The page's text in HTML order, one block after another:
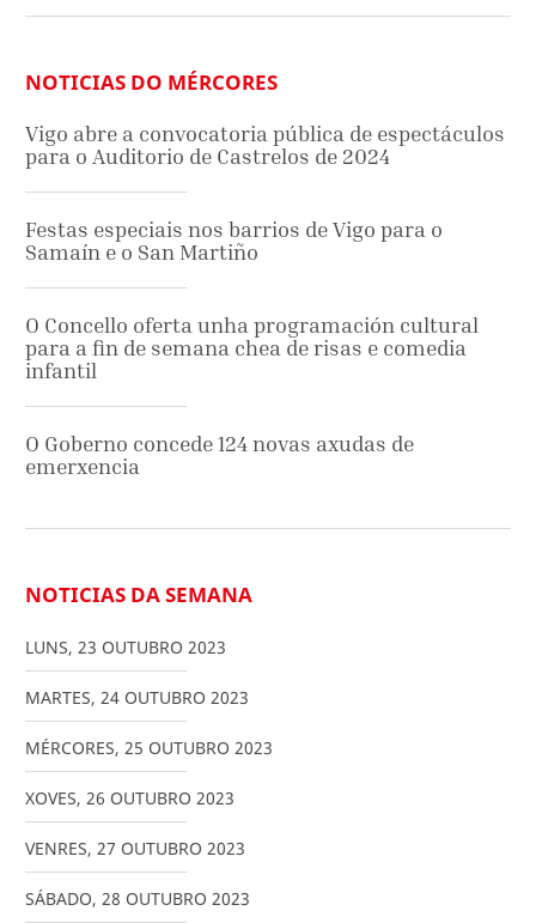
NOTICIAS DO MÉRCORES
Vigo abre a convocatoria pública de espectáculos
para o Auditorio de Castrelos de 2024
Festas especiais nos barrios de Vigo para o
Samaín e o San Martiño
O Concello oferta unha programación cultural
para a fin de semana chea de risas e comedia
infantil
O Goberno concede 124 novas axudas de
emerxencia
NOTICIAS DA SEMANA
LUNS, 23 OUTUBRO 2023
MARTES, 24 OUTUBRO 2023
MÉRCORES, 25 OUTUBRO 2023
XOVES, 26 OUTUBRO 2023
VENRES, 27 OUTUBRO 2023
SÁBADO, 28 OUTUBRO 2023